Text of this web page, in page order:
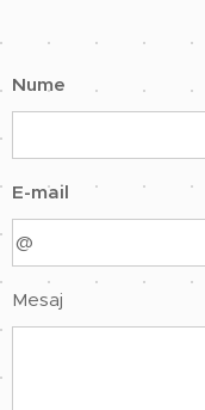
Nume
E-mail
Mesaj